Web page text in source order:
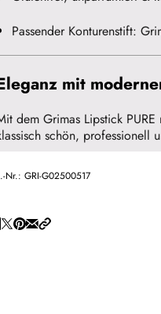
Passender Konturenstift:
mit
dem Grimas Lipstick
schön, professionell
Nr.:GRI-G02500517